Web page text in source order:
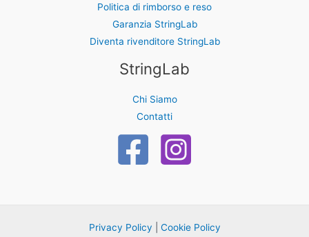
Politica di rimborso e reso
Garanzia StringLab
Diventa rivenditore StringLab
StringLab
Chi Siamo
Contatti
Privacy Policy Cookie Policy